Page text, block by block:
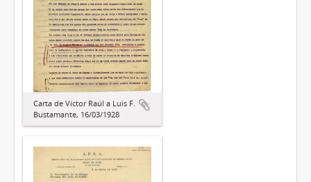
Carta de Víctor Raúl a Luis F.
Bustamante, 16/03/1928